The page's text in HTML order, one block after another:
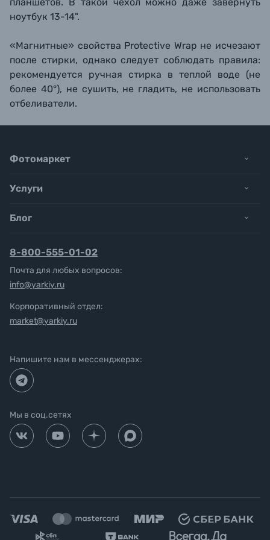
ноутбук 13-14".
«Магнитные» свойства Protective Wrap не исчезают
после стирки, однако следует соблюдать правила:
рекомендуется ручная стирка в теплой воде (не
более 40°), не сушить, не гладить, не использовать
отбеливатели.
Фотомаркет
Услуги
Блог
8-800-555-01-02
Почта для любых вопросов:
info@yarkiy.ru
Корпоративный отдел:
market@yarkiy.ru
Напишите нам в мессенджерах:
Мы в соц.сетях